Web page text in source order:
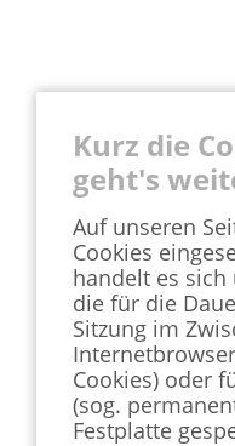
Kurz die
geht's
Auf unseren
Cookies
handelt es sich
die für die
Sitzung im
Cookies) oder
(sog.
Festplatte